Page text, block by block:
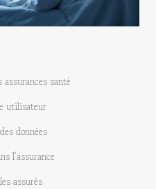
santé
utilisateur
données
l’assurance
assurés